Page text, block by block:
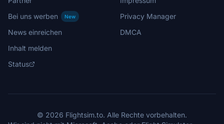
Bei uns werben
New
News einreichen
Inhalt melden
Status
Privacy Manager
DMCA
© 2026 Flightsim.to. Alle Rechte vorbehalten.